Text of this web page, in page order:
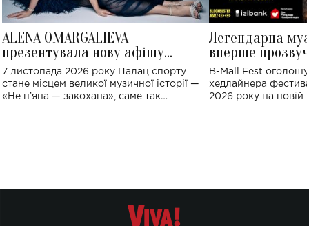
ALENA OMARGALIEVA
презентувала нову афішу
великого концерту в Палаці
спорту
7 листопада 2026 року Палац спорту
стане місцем великої музичної історії —
«Не пʼяна — закохана», саме так
Легендарна
вперше
Україні: де
B-Mall Fest
хедлайнера
2026 року на новій